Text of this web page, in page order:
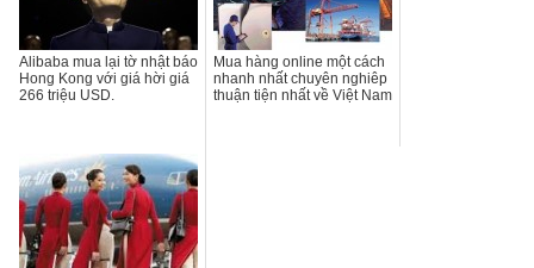
Alibaba mua lại tờ nhật báo
Hong Kong với giá hời giá
266 triệu USD.
Mua hàng online một cách
nhanh nhất chuyên nghiêp
thuận tiện nhất về Việt Nam